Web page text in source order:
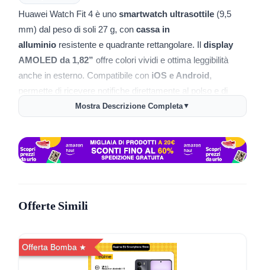
Huawei Watch Fit 4 è uno smartwatch ultrasottile (9,5
mm) dal peso di soli 27 g, con cassa in
alluminio resistente e quadrante rettangolare. Il display
AMOLED da 1,82” offre colori vividi e ottima leggibilità
anche in esterno. Compatibile con iOS e Android,
permette di ricevere notifiche direttamente al polso e di
personalizzare il look con diversi quadranti.
indoor e outdoor: corsa, ciclismo, nuoto, escursionismo e
molti altri.
⚡Batteria fino a 10 giorni
d’uso.
🔬Monitoraggio salute: funzioni di analisi della qualità del
sonno, livello di stress e parametri cardiovascolari con app
Mostra Descrizione Completa▼
Offerte Simili
Offerta Bomba